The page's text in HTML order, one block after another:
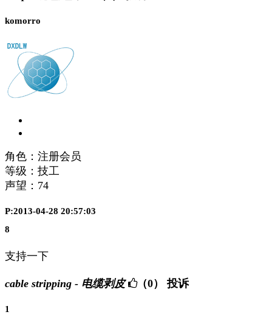
komorro
角色：注册会员
等级：技工
声望： 74
P:2013-04-28 20:57:03
8
支持一下
cable stripping - 电缆剥皮 （0） 投诉
1